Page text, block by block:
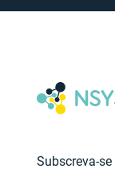
Subscreva-